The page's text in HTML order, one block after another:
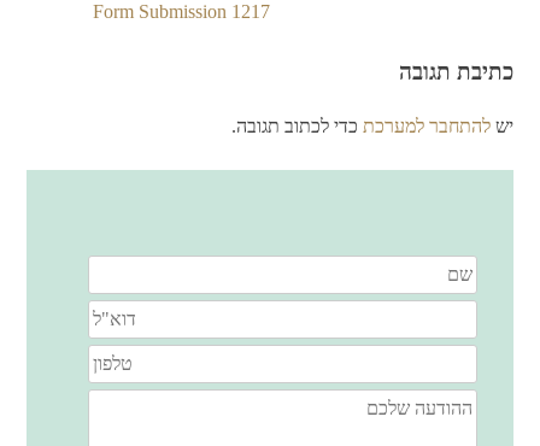
Form Submission 1217
כתיבת תגובה
ישלהתחבר למערכת כדי לכתוב תגובה.